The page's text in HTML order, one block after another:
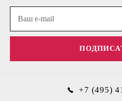
+7 (495)